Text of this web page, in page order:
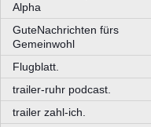
Alpha
GuteNachrichten fürs
Gemeinwohl
Flugblatt.
trailer-ruhr podcast.
trailer zahl-ich.